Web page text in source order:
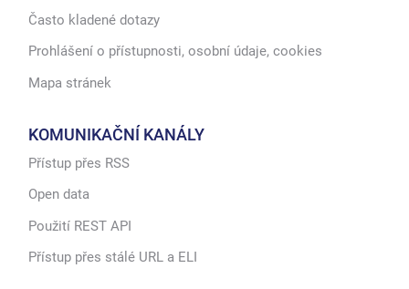
Často kladené dotazy
Prohlášení o přístupnosti, osobní údaje, cookies
Mapa stránek
KOMUNIKAČNÍ KANÁLY
Přístup přes RSS
Open data
Použití REST API
Přístup přes stálé URL a ELI